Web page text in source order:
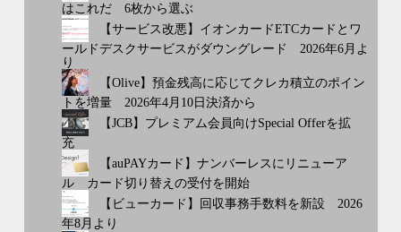
はこれだ 6枚から選ぶ
【サービス改悪】イオンカードETCカードとワ
ールドデスクサービスがダウングレード 2026年6月よ
り
【Olive】預金残高に応じてクレカ積立のポイン
トを増量 2026年4月10日決済から
【JCB】プレミアム会員向けSpecial Offerを拡
充
【auPAYカード】ナンバーレスにリニューア
ル カード切り替えの受付を開始
【ビューカード】回収事務手数料を新設 2026
年8月より